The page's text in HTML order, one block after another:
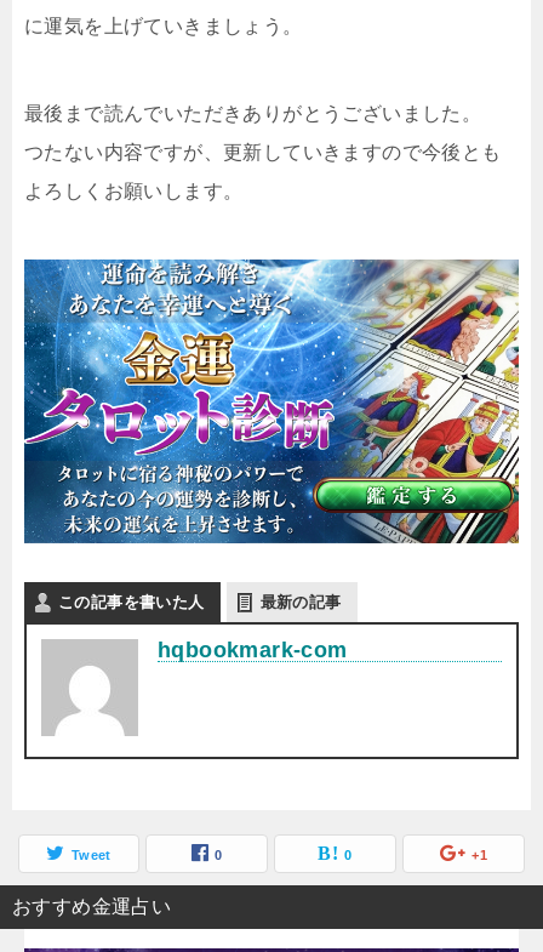
に運気を上げていきましょう。
最後まで読んでいただきありがとうございました。
つたない内容ですが、更新していきますので今後とも
よろしくお願いします。
この記事を書いた人 最新の記事
hqbookmark-com
Tweet 0 0 +1
おすすめ金運占い